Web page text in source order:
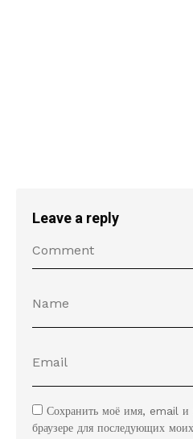
Leave a reply
Сохранить моё имя, email и
браузере для последующих